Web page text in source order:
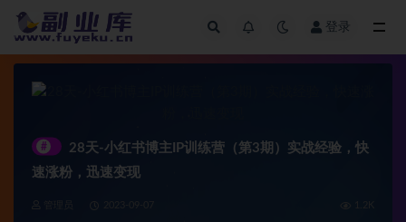
登录
#
28天-小红书博主IP训练营（第3期）实战经验，快
速涨粉，迅速变现